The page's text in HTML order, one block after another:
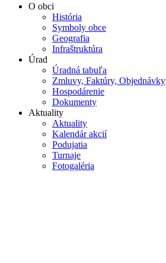
O obci
História
Symboly obce
Geografia
Infraštruktúra
Úrad
Úradná tabuľa
Zmluvy, Faktúry, Objednávky
Hospodárenie
Dokumenty
Aktuality
Aktuality
Kalendár akcií
Podujatia
Turnaje
Fotogaléria